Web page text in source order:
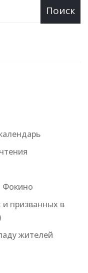
Фокино
призванных в
жителей